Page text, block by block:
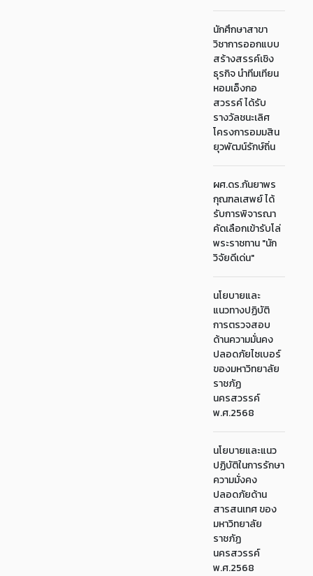
นักศึกษาสาขา
วิชาการออกแบบ
สร้างสรรค์เชิง
ธุรกิจ นำทีมเทียน
หอมเอ็งกอ
สวรรค์ ได้รับ
รางวัลชนะเลิศ
โครงการอมมสิน
ยุวพัฒน์รักษ์ถิ่น
ผศ.ดร.กันยาพร
กุณฑลเสพย์ ได้
รับการพิจารณา
คัดเลือกเข้ารับโล่
พระราชทาน "นัก
วิจัยดีเด่น"
นโยบายและ
แนวทางปฏิบัติ
การตรวจสอบ
ด้านความมั่นคง
ปลอดภัยไซเบอร์
ของมหาวิทยาลัย
ราชภัฏ
นครสวรรค์
พ.ศ.2568
นโยบายและแนว
ปฏิบัติในการรักษา
ความมั่งคง
ปลอดภัยด้าน
สารสนเทศ ของ
มหาวิทยาลัย
ราชภัฏ
นครสวรรค์
พ.ศ.2568